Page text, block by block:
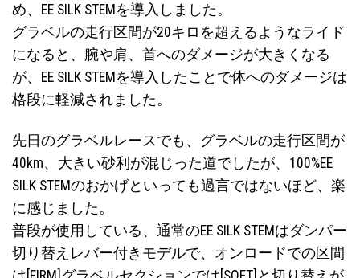
め、EE SILK STEMを導入しました。
グラベルの走行区間が20キロを超えるようなライド
になると、腕や肩、首へのダメージが大きくなる
が、EE SILK STEMを導入したことで体へのダメージは
格段に軽減されました。
先日のグラベルレースでも、グラベルの走行区間が
40km、大きい砂利が混じった道でしたが、100%EE
SILK STEMのおかげといっても過言ではないほど、楽
に感じました。
普段が使用している、通常のEE SILK STEMはダンパー
切り替えレバー付きモデルで、オンロードでの区間